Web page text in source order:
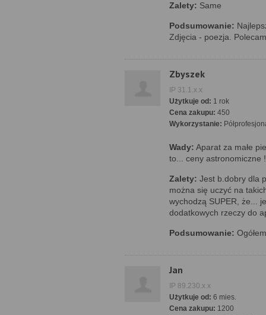
Zalety: Same
Podsumowanie:
Zdjęcia - poezja.
Zbyszek
IP 31.1.x.x
Użytkuje od: 1 rok
Cena zakupu: 450
Wykorzystanie:
Wady: Aparat za małe
to... ceny astronomiczne
Zalety: Jest b.dobry dla
można się uczyć na
wychodzą SUPER, że...
dodatkowych rzeczy do
Podsumowanie:
Jan
IP 89.230.x.x
Użytkuje od: 6 mies.
Cena zakupu: 1200